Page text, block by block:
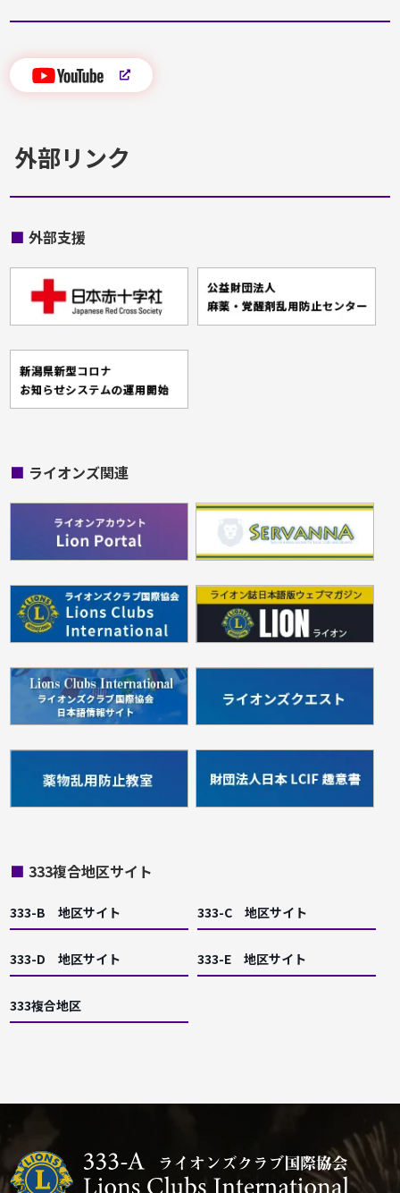
外部リンク
■ 外部支援
■ ライオンズ関連
■ 333複合地区サイト
333-B 地区サイト 333-C 地区サイト
333-D 地区サイト 333-E 地区サイト
333複合地区